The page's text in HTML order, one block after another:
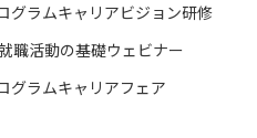
グラムキャリアビジョン研修
職活動の基礎ウェビナー
グラムキャリアフェア